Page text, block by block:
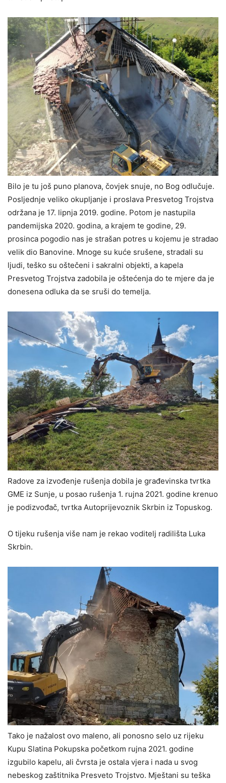
Bilo je tu još puno planova, čovjek snuje, no Bog odlučuje.
Posljednje veliko okupljanje i proslava Presvetog Trojstva
održana je 17. lipnja 2019. godine. Potom je nastupila
pandemijska 2020. godina, a krajem te godine, 29.
prosinca pogodio nas je strašan potres u kojemu je stradao
velik dio Banovine. Mnoge su kuće srušene, stradali su
ljudi, teško su oštečeni i sakralni objekti, a kapela
Presvetog Trojstva zadobila je oštećenja do te mjere da je
donesena odluka da se sruši do temelja.
Radove za izvođenje rušenja dobila je građevinska tvrtka
GME iz Sunje, u posao rušenja 1. rujna 2021. godine krenuo
je podizvođač, tvrtka Autoprijevoznik Skrbin iz Topuskog.
O tijeku rušenja više nam je rekao voditelj radilišta Luka
Skrbin.
Tako je nažalost ovo maleno, ali ponosno selo uz rijeku
Kupu Slatina Pokupska početkom rujna 2021. godine
izgubilo kapelu, ali čvrsta je ostala vjera i nada u svog
nebeskog zaštitnika Presveto Trojstvo. Mještani su teška